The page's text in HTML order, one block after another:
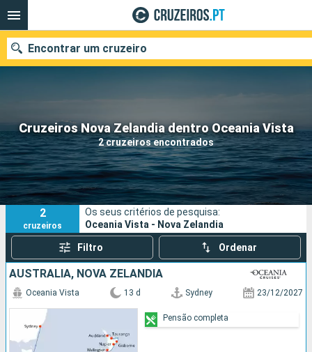
Cruzeiros Nova Zelandia dentro Oceania Vista
2 cruzeiros encontrados
Encontrar um cruzeiro
Quando ir?
Data de partida
Portos Companhias
Pesquisar
2
cruzeiros
Os seus critérios de pesquisa:
Oceania Vista - Nova Zelandia
Filtro Ordenar
AUSTRALIA, NOVA ZELANDIA
Oceania Vista 13 d Sydney 23/12/2027
Pensão completa